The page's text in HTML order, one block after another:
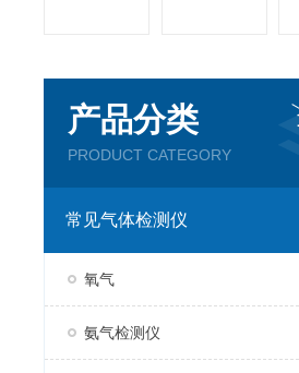
产品分类
PRODUCT CATEGORY
常见气体检测仪
氧气
氨气检测仪